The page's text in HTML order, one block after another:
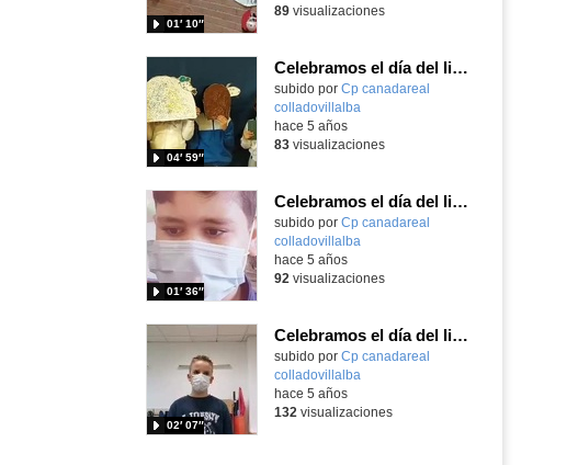
01′ 10″
89visualizaciones
Celebramos el día del libro. P3
Contenido educativo.
subido por Cp canadareal
colladovillalba
04′ 59″
hace 5 años
83visualizaciones
Celebramos el día del libro en 4º.
Contenido educativo.
subido por Cp canadareal
colladovillalba
01′ 36″
hace 5 años
92 visualizaciones
Celebramos el día del libro 4º-5º, the jungle book
Contenido educativo.
subido por Cp canadareal
colladovillalba
02′ 07″
hace 5 años
132 visualizaciones